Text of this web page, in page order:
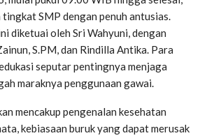
SMP dengan penuh antusias.
diketuai oleh Sri Wahyuni, dengan
S.PM, dan Rindilla Antika. Para
seputar pentingnya menjaga
maraknya penggunaan gawai.
mencakup pengenalan kesehatan
kebiasaan buruk yang dapat merusak